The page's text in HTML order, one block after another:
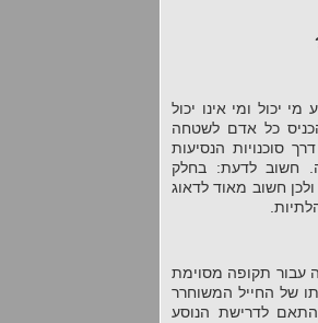
יכול ומי אינו יכול
כל אדם לשטחה
סוכנויות הנסיעות
חשוב לדעת: בחלק
חשוב מאוד לדאוג
עבור תקופה מסוימת
של החייל המשוחרר
לדרישת הנוסע